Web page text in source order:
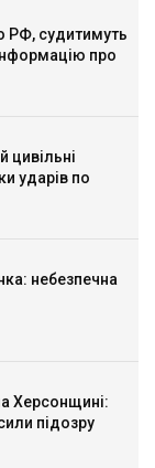
РФ, судитимуть
про
цивільні
ударів по
небезпечна
Херсонщині:
підозру